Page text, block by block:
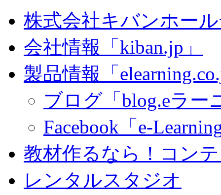
株式会社キバンホー
会社情報「kiban.jp」
製品情報「
ブログ「blog.eラー
Facebook「e-
教材作るなら！コン
レンタルスタジオ